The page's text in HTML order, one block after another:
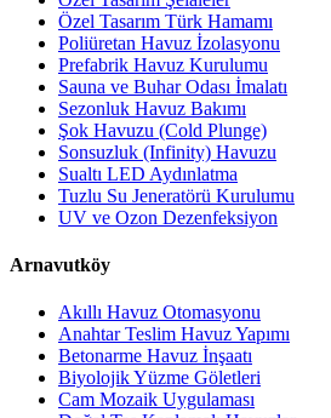
Özel Tasarım Türk Hamamı
Poliüretan Havuz İzolasyonu
Prefabrik Havuz Kurulumu
Sauna ve Buhar Odası İmalatı
Sezonluk Havuz Bakımı
Şok Havuzu (Cold Plunge)
Sonsuzluk (Infinity) Havuzu
Sualtı LED Aydınlatma
Tuzlu Su Jeneratörü Kurulumu
UV ve Ozon Dezenfeksiyon
Arnavutköy
Akıllı Havuz Otomasyonu
Anahtar Teslim Havuz Yapımı
Betonarme Havuz İnşaatı
Biyolojik Yüzme Göletleri
Cam Mozaik Uygulaması